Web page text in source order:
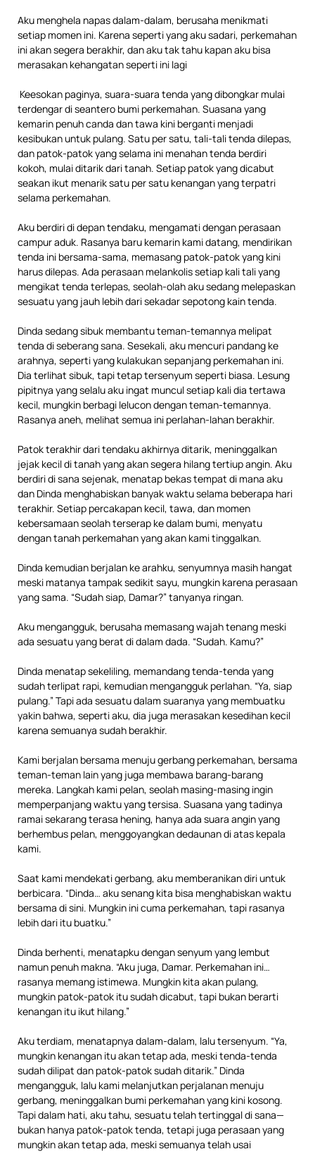
Aku menghela napas dalam-dalam, berusaha menikmati
setiap momen ini. Karena seperti yang aku sadari, perkemahan
ini akan segera berakhir, dan aku tak tahu kapan aku bisa
merasakan kehangatan seperti ini lagi
Keesokan paginya, suara-suara tenda yang dibongkar mulai
terdengar di seantero bumi perkemahan. Suasana yang
kemarin penuh canda dan tawa kini berganti menjadi
kesibukan untuk pulang. Satu per satu, tali-tali tenda dilepas,
dan patok-patok yang selama ini menahan tenda berdiri
kokoh, mulai ditarik dari tanah. Setiap patok yang dicabut
seakan ikut menarik satu per satu kenangan yang terpatri
selama perkemahan.
Aku berdiri di depan tendaku, mengamati dengan perasaan
campur aduk. Rasanya baru kemarin kami datang, mendirikan
tenda ini bersama-sama, memasang patok-patok yang kini
harus dilepas. Ada perasaan melankolis setiap kali tali yang
mengikat tenda terlepas, seolah-olah aku sedang melepaskan
sesuatu yang jauh lebih dari sekadar sepotong kain tenda.
Dinda sedang sibuk membantu teman-temannya melipat
tenda di seberang sana. Sesekali, aku mencuri pandang ke
arahnya, seperti yang kulakukan sepanjang perkemahan ini.
Dia terlihat sibuk, tapi tetap tersenyum seperti biasa. Lesung
pipitnya yang selalu aku ingat muncul setiap kali dia tertawa
kecil, mungkin berbagi lelucon dengan teman-temannya.
Rasanya aneh, melihat semua ini perlahan-lahan berakhir.
Patok terakhir dari tendaku akhirnya ditarik, meninggalkan
jejak kecil di tanah yang akan segera hilang tertiup angin. Aku
berdiri di sana sejenak, menatap bekas tempat di mana aku
dan Dinda menghabiskan banyak waktu selama beberapa hari
terakhir. Setiap percakapan kecil, tawa, dan momen
kebersamaan seolah terserap ke dalam bumi, menyatu
dengan tanah perkemahan yang akan kami tinggalkan.
Dinda kemudian berjalan ke arahku, senyumnya masih hangat
meski matanya tampak sedikit sayu, mungkin karena perasaan
yang sama. “Sudah siap, Damar?” tanyanya ringan.
Aku mengangguk, berusaha memasang wajah tenang meski
ada sesuatu yang berat di dalam dada. “Sudah. Kamu?”
Dinda menatap sekeliling, memandang tenda-tenda yang
sudah terlipat rapi, kemudian mengangguk perlahan. “Ya, siap
pulang.” Tapi ada sesuatu dalam suaranya yang membuatku
yakin bahwa, seperti aku, dia juga merasakan kesedihan kecil
karena semuanya sudah berakhir.
Kami berjalan bersama menuju gerbang perkemahan, bersama
teman-teman lain yang juga membawa barang-barang
mereka. Langkah kami pelan, seolah masing-masing ingin
memperpanjang waktu yang tersisa. Suasana yang tadinya
ramai sekarang terasa hening, hanya ada suara angin yang
berhembus pelan, menggoyangkan dedaunan di atas kepala
kami.
Saat kami mendekati gerbang, aku memberanikan diri untuk
berbicara. “Dinda… aku senang kita bisa menghabiskan waktu
bersama di sini. Mungkin ini cuma perkemahan, tapi rasanya
lebih dari itu buatku.”
Dinda berhenti, menatapku dengan senyum yang lembut
namun penuh makna. “Aku juga, Damar. Perkemahan ini…
rasanya memang istimewa. Mungkin kita akan pulang,
mungkin patok-patok itu sudah dicabut, tapi bukan berarti
kenangan itu ikut hilang.”
Aku terdiam, menatapnya dalam-dalam, lalu tersenyum. “Ya,
mungkin kenangan itu akan tetap ada, meski tenda-tenda
sudah dilipat dan patok-patok sudah ditarik.” Dinda
mengangguk, lalu kami melanjutkan perjalanan menuju
gerbang, meninggalkan bumi perkemahan yang kini kosong.
Tapi dalam hati, aku tahu, sesuatu telah tertinggal di sana—
bukan hanya patok-patok tenda, tetapi juga perasaan yang
mungkin akan tetap ada, meski semuanya telah usai